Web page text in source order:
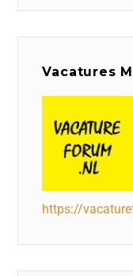
Vacatures
https://